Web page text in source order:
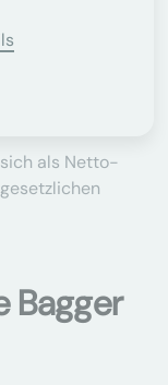
als Netto-
Bagger